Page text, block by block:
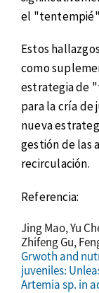
el
Estos
como
estrategia de
para la cría de
nueva
gestión de las
recirculación.
Referencia:
Jing Mao, Yu
Zhifeng Gu,
Grwoth and
juveniles:
Artemia sp. in